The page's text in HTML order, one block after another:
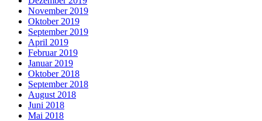
November 2019
Oktober 2019
September 2019
April 2019
Februar 2019
Januar 2019
Oktober 2018
September 2018
August 2018
Juni 2018
Mai 2018